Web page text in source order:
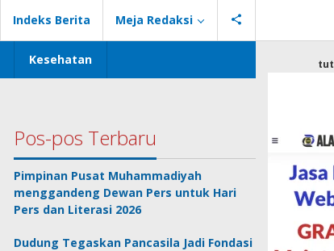
Indeks Berita Meja Redaksi
Kesehatan
Pos-pos Terbaru
Pimpinan Pusat Muhammadiyah
menggandeng Dewan Pers untuk Hari
Pers dan Literasi 2026
Dudung Tegaskan Pancasila Jadi Fondasi